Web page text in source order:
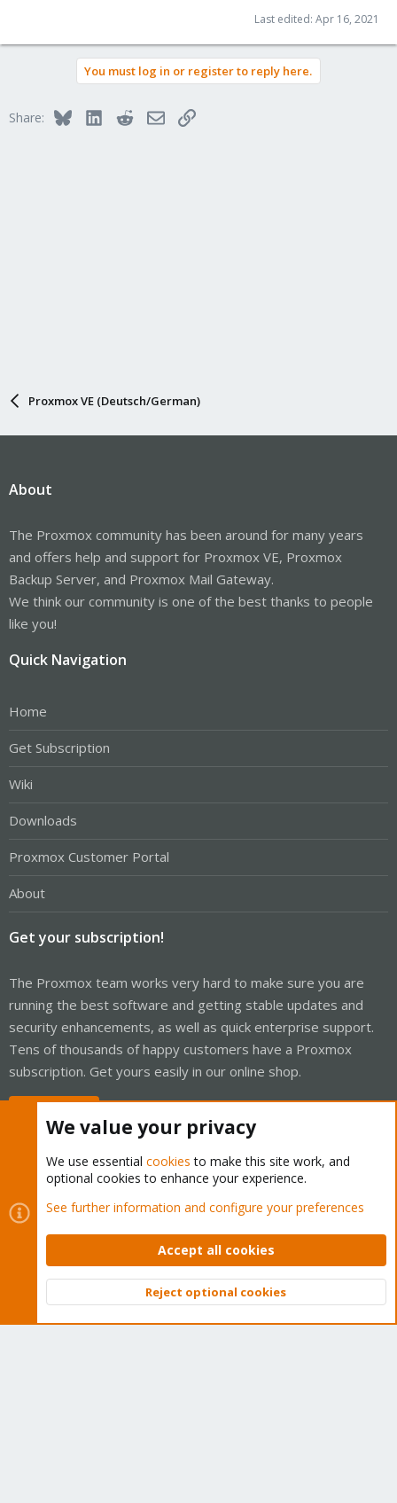
Last edited: Apr 16, 2021
You must log in or register to reply here.
Share: BlueskyLinkedInRedditEmailLink
Proxmox VE (Deutsch/German)
About
The Proxmox community has been around for many years
and offers help and support for Proxmox VE, Proxmox
Backup Server, and Proxmox Mail Gateway.
We think our community is one of the best thanks to people
like you!
Quick Navigation
Home
Get Subscription
Wiki
Downloads
Proxmox Customer Portal
About
Get your subscription!
The Proxmox team works very hard to make sure you are
running the best software and getting stable updates and
security enhancements, as well as quick enterprise support.
Tens of thousands of happy customers have a Proxmox
subscription. Get yours easily in our online shop.
Cookies
Proxmox Support Forum - Light Mode
Contact us
Terms and rules Privacy policy Help Home
Community platform by XenForo © 2010-2026 XenForo Ltd.
Top
We value your privacy
We use essential cookies to make this site work, and
optional cookies to enhance your experience.
See further information and configure your preferences
Accept all cookies
Reject optional cookies